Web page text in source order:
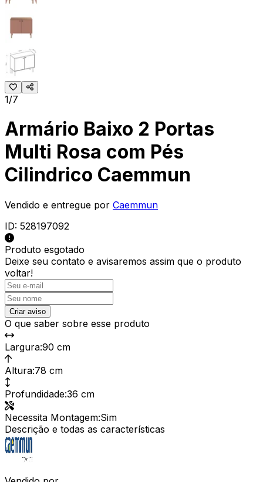
1/7
Armário Baixo 2 Portas
Multi Rosa com Pés
Cilindrico Caemmun
Vendido e entregue por Caemmun
ID: 528197092
Produto esgotado
Deixe seu contato e avisaremos assim que o produto
voltar!
Criar aviso
O que saber sobre esse produto
Largura:90 cm
Altura:78 cm
Profundidade:36 cm
Necessita Montagem:Sim
Descrição e todas as características